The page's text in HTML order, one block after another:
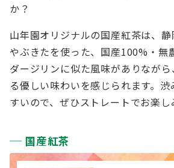
か？
山年園オリジナルの国産紅茶は、
やぶきたを使った、国産100%・無
ダージリンに似た風味がありなが
る優しい味わいを感じられます。
すいので、ぜひストレートでお楽し
国産紅茶